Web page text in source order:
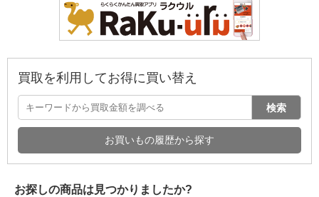
買取を利用してお得に買い替え
検索
お買いもの履歴から探す
お探しの商品は見つかりましたか?